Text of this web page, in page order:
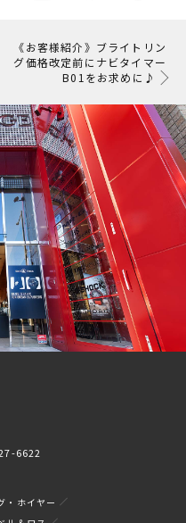
《お客様紹介》ブライトリン
グ価格改定前にナビタイマー
B01をお求めに♪
6622
・ホイヤー